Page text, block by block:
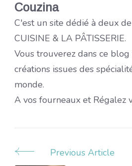
Couzina
C'est un site dédié à deux
CUISINE & LA PÂTISSERIE.
Vous trouverez dans ce
créations issues des
monde.
A vos fourneaux et Régalez
Post
Previous Article